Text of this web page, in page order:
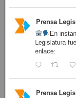
Prensa
En
Legislatura
enlace:
Prensa